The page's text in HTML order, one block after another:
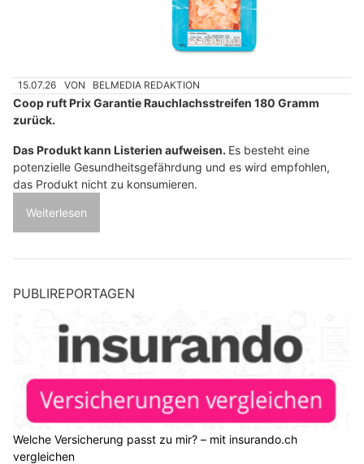
15.07.26 VON BELMEDIA REDAKTION
Coop ruft Prix Garantie Rauchlachsstreifen 180 Gramm
zurück.
Das Produkt kann Listerien aufweisen. Es besteht eine
potenzielle Gesundheitsgefährdung und es wird empfohlen,
das Produkt nicht zu konsumieren.
Weiterlesen
PUBLIREPORTAGEN
Welche Versicherung passt zu mir? – mit insurando.ch
vergleichen